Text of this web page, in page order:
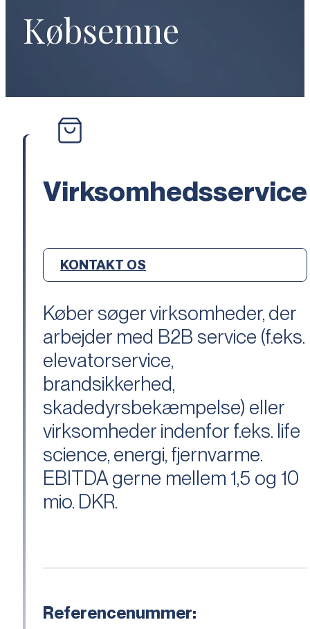
Købsemne
Virksomhedsservice
KONTAKT OS
Køber søger virksomheder, der
arbejder med B2B service (f.eks.
elevatorservice,
brandsikkerhed,
skadedyrsbekæmpelse) eller
virksomheder indenfor f.eks. life
science, energi, fjernvarme.
EBITDA gerne mellem 1,5 og 10
mio. DKR.
Referencenummer: